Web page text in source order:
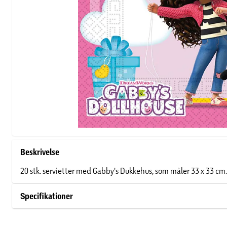
Beskrivelse
20 stk. servietter med Gabby's Dukkehus, som måler 33 x 33 cm.
Specifikationer